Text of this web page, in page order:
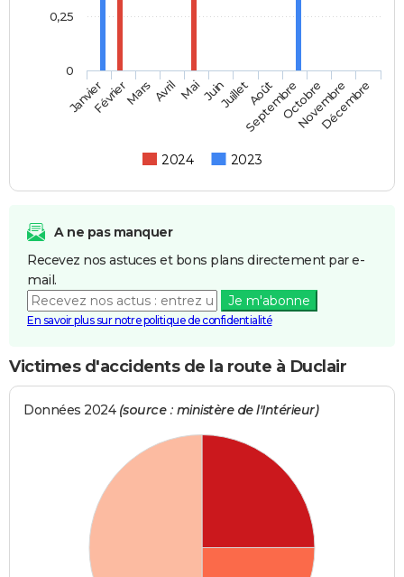
2024 2023
JanvierFévrierMars AvrilMaiJuinJuilletAoût
SeptembreOctobre
Novembre
Décembre
0
0,25
A ne pas manquer
Recevez nos astuces et bons plans directement par e-
mail.
Je m'abonne
En savoir plus sur notre politique de confidentialité
Victimes d'accidents de la route à Duclair
Données 2024 (source : ministère de l'Intérieur)